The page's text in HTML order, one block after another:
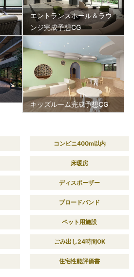
エントランスホール＆ラウ
ンジ完成予想CG
キッズルーム完成予想CG
コンビニ400m以内
床暖房
ディスポーザー
ブロードバンド
ペット用施設
ごみ出し24時間OK
住宅性能評価書